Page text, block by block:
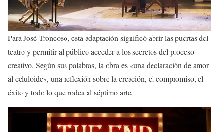
Para José Troncoso, esta adaptación significó abrir las puertas del
teatro y permitir al público acceder a los secretos del proceso
creativo. Según sus palabras, la obra es «una declaración de amor
al celuloide», una reflexión sobre la creación, el compromiso, el
éxito y todo lo que rodea al séptimo arte.